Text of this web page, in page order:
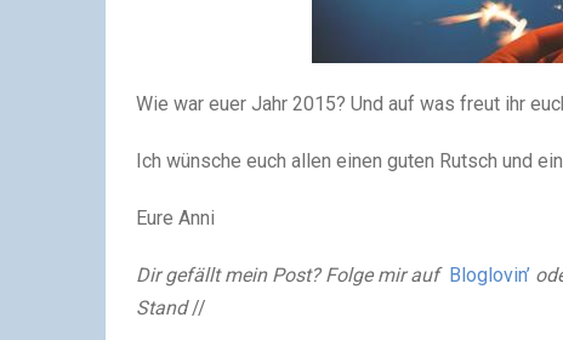
Wie war euer Jahr 2015? Und auf was freut ihr
Ich wünsche euch allen einen guten Rutsch und
Eure Anni
Dir gefällt mein Post? Folge mir auf Bloglovin’
Stand //